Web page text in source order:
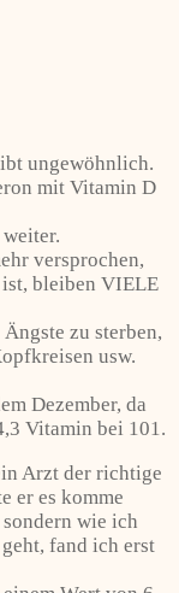
ungewöhnlich.
mit Vitamin D
versprochen,
bleiben VIELE
zu sterben,
usw.
Dezember, da
Vitamin bei 101.
Arzt der richtige
er es komme
wie ich
fand ich erst